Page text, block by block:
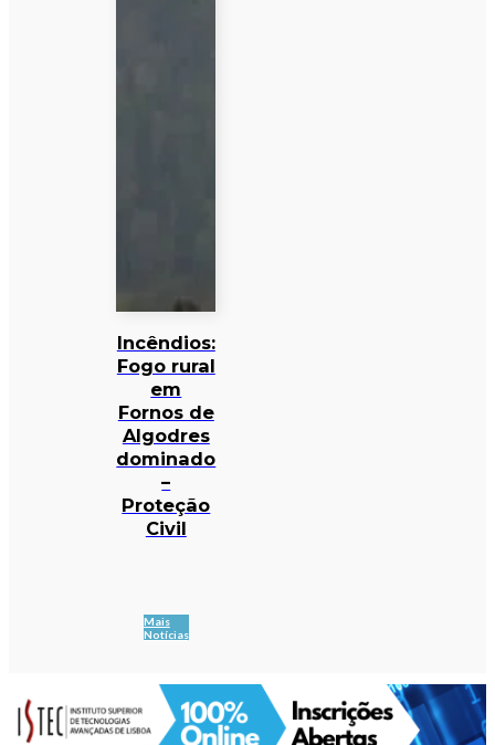
Incêndios:
Fogo rural
em
Fornos de
Algodres
dominado
–
Proteção
Civil
Mais
Notícias